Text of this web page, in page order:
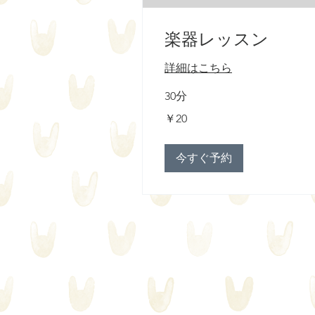
楽器レッスン
詳細はこちら
30分
円
￥20
今すぐ予約